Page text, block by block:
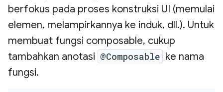
berfokus pada proses konstruksi UI (memulai
elemen, melampirkannya ke induk, dll.). Untuk
membuat fungsi composable, cukup
tambahkan anotasi @Composable ke nama
fungsi.